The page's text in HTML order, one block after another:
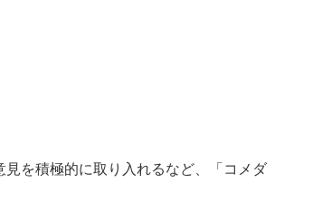
を積極的に取り入れるなど、「コメダ